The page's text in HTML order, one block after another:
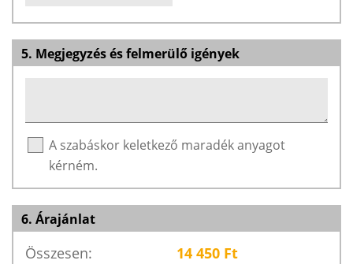
5. Megjegyzés és felmerülő igények
A szabáskor keletkező maradék anyagot
kérném.
6. Árajánlat
Összesen: 14 450 Ft